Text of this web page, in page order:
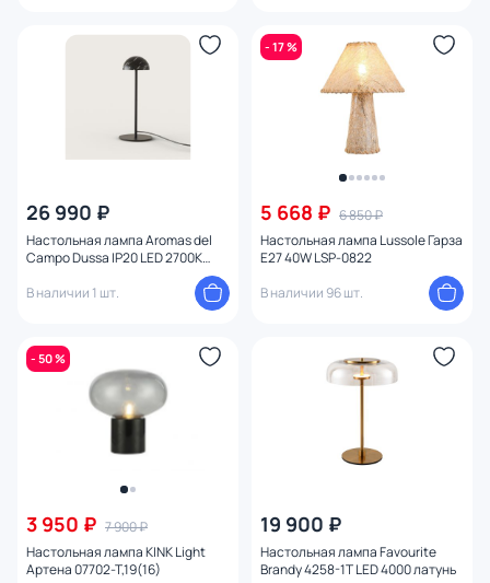
26 990 ₽
Настольная лампа Aromas del
Campo Dussa IP20 LED 2700К
В наличии 1 шт.
- 17 %
5 668 ₽ 6 850 ₽
Настольная лампа Lussole Гарза
E27 40W LSP-0822
В наличии 96 шт.
- 50 %
3 950 ₽ 7 900 ₽
Настольная лампа KINK Light
Артена 07702-T,19(16)
19 900 ₽
Настольная лампа Favourite
Brandy 4258-1T LED 4000 латунь